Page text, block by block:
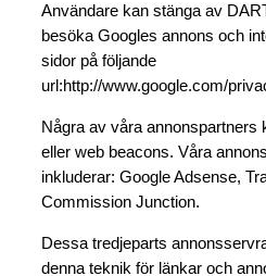
Användare kan stänga av
besöka Googles annons och
sidor på följande
url:http://www.google.com/
Några av våra annonspartners
eller web beacons. Våra
inkluderar: Google Adsense,
Commission Junction.
Dessa tredjeparts
denna teknik för länkar och